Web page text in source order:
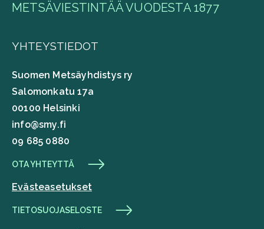
METSÄVIESTINTÄÄ VUODESTA 1877
YHTEYSTIEDOT
Suomen Metsäyhdistys ry
Salomonkatu 17a
00100 Helsinki
info@smy.fi
09 685 0880
OTA YHTEYTTÄ
Evästeasetukset
TIETOSUOJASELOSTE